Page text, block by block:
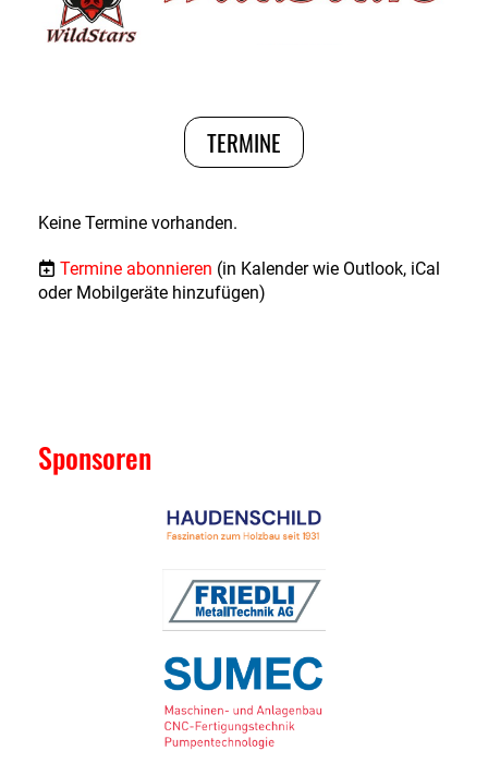
TERMINE
Keine Termine vorhanden.
Termine abonnieren (in Kalender wie Outlook, iCal
oder Mobilgeräte hinzufügen)
Sponsoren